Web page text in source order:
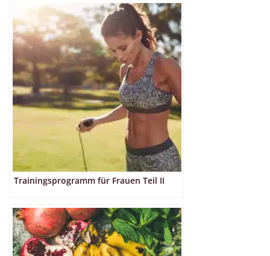
Trainingsprogramm für Frauen Teil II